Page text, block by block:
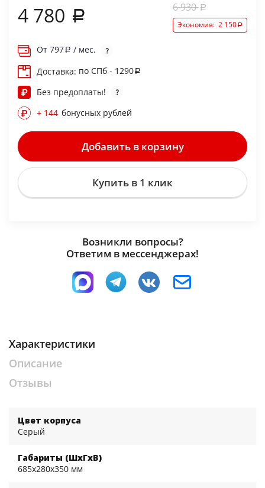
4 780 6 930
Экономия: 2 150
От 797
/ мес.
Доставка: по СПб - 1290
Без предоплаты!
+ 144 бонусных рублей
Добавить в корзину
Купить в 1 клик
Возникли вопросы?
Ответим в мессенджерах!
Характеристики
Описание
Отзывы
Цвет корпуса
Серый
Габариты (ШхГхВ)
685x280x350 мм